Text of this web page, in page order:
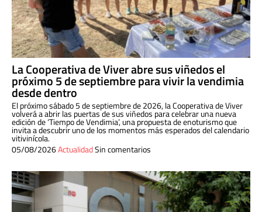
La Cooperativa de Viver abre sus viñedos el
próximo 5 de septiembre para vivir la vendimia
desde dentro
El próximo sábado 5 de septiembre de 2026, la Cooperativa de Viver
volverá a abrir las puertas de sus viñedos para celebrar una nueva
edición de ‘Tiempo de Vendimia’, una propuesta de enoturismo que
invita a descubrir uno de los momentos más esperados del calendario
vitivinícola.
05/08/2026ActualidadSin comentarios